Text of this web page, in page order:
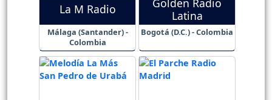
La M Radio
Málaga (Santander) -
Colombia
Latina
Bogotá (D.C.) - Colombia